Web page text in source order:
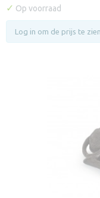
✓ Op voorraad
Log in om de prijs te zien